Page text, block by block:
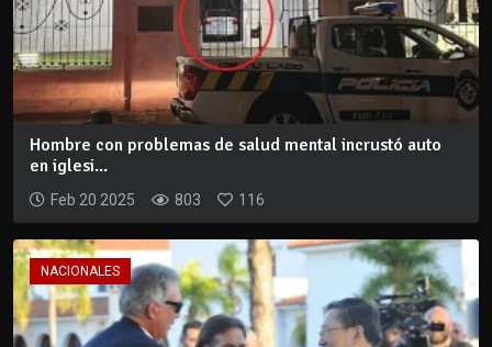
Hombre con problemas de salud mental incrustó auto
en iglesi...
Feb 20 2025 803 116
NACIONALES